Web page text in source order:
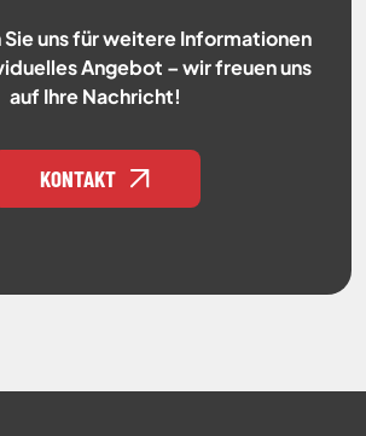
uns für weitere Informationen
Angebot – wir freuen uns
auf Ihre Nachricht!
KONTAKT